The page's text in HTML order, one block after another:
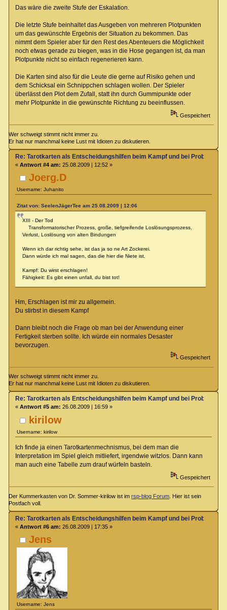
Das wäre die zweite Stufe der Eskalation.
Die letzte Stufe beinhaltet das Ausgeben von mehreren Plotpunkten
um das gewünschte Ergebnis der Situation zu bekommen. Das
nimmt dem Spieler aber für den Rest des Abenteuers die Möglichkeit
noch etwas gerade zu biegen, was in die Hose gegangen ist, da man
Plotpunkte nicht so einfach regenerieren kann.
Die Karten sind also für die Leute die gerne auf Risiko gehen und
dem Schicksal ein Schnippchen schlagen wollen. Der Spieler
überlässt den Plot dem Zufall, statt ihn durch Gummipunkte oder
mehr Plotpunkte in die gewünschte Richtung zu beeinflussen.
Gespeichert
Wer schweigt stimmt nicht immer zu.
Er hat nur manchmal keine Lust mit Idioten zu diskutieren.
Joerg.D
Username: Juhanito
Re: Tarotkarten als Entscheidungshilfen beim Kampf und bei Proben
« Antwort #4 am: 25.08.2009 | 12:52 »
Zitat von: SeelenJägerTee am 25.08.2009 | 12:06
XIII - Der Tod
Transformatorischer Prozess, große, tiefgreifende Loslösungsprozess,
Verlust, Loslösung von alten Bindungen
Wenn ich dar richtig sehe, ist das ja so ne Art Zockerei.
Dann würde ich mal sagen, das die hier die Niete ist.
Kampf: Du wirst erschlagen!
Fähigkeit: Es gibt einen unfall, du bist tot!
Hm, Erschlagen ist mir zu allgemein.
Du stirbst in diesem Kampf
Dann bleibt noch die Frage ob man bei der Anwendung einer
Fertigkeit sterben sollte. Ich würde ein normales Desaster
bevorzugen.
Gespeichert
Wer schweigt stimmt nicht immer zu.
Er hat nur manchmal keine Lust mit Idioten zu diskutieren.
kirilow
Username: kirilow
Re: Tarotkarten als Entscheidungshilfen beim Kampf und bei Proben
« Antwort #5 am: 26.08.2009 | 16:59 »
Ich finde ja einen Tarotkartenmechnismus, bei dem man die
Interpretation im Spiel gleich mitliefert, irgendwie witzlos. Dann kann
man auch eine Tabelle zum drauf würfeln basteln.
Gespeichert
Der Kummerkasten von Dr. Sommer-kirilow ist imrsp-blog Forum . Hier ist sein
Postfach voll.
Jens
Username: Jens
Re: Tarotkarten als Entscheidungshilfen beim Kampf und bei Proben
« Antwort #6 am: 26.08.2009 | 17:35 »